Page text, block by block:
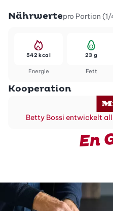
Nährwertepro Portion
Energie
542 kcal
Fett
23 g
Kooperation
Betty Bossi entwickelt
En